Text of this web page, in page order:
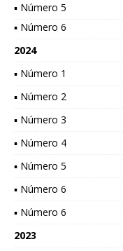
▪ Número 5
▪ Número 6
2024
▪ Número 1
▪ Número 2
▪ Número 3
▪ Número 4
▪ Número 5
▪ Número 6
▪ Número 6
2023